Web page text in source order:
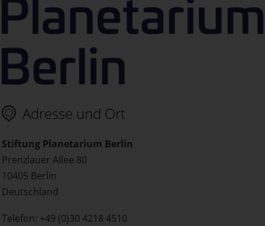
Adresse und Ort
Stiftung Planetarium Berlin
Prenzlauer Allee 80
10405 Berlin
Deutschland
Telefon: +49 (0)30 4218 4510